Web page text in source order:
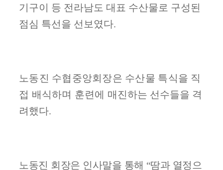
기구이 등 전라남도 대표 수산물로 구성된
점심 특선을 선보였다.
노동진 수협중앙회장은 수산물 특식을 직
접 배식하며 훈련에 매진하는 선수들을 격
려했다.
노동진 회장은 인사말을 통해 “땀과 열정으